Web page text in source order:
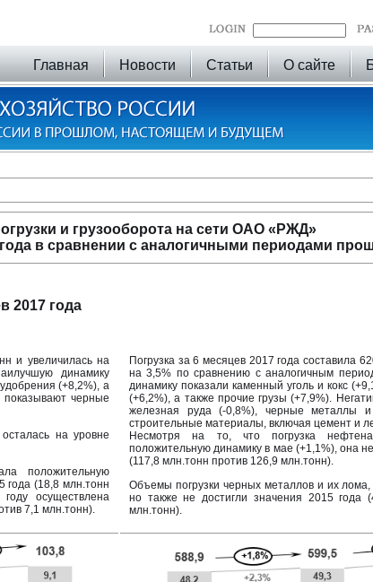
Главная Новости Статьи О сайте
и грузооборота на сети ОАО «РЖД»
в сравнении с аналогичными периодами
2017 года
и увеличилась на
динамику
(+8,2%), а
показывают черные
на уровне
положительную
года (18,8 млн.тонн
осуществлена
7,1 млн.тонн).
Погрузка за 6 месяцев 2017 года составила
на 3,5% по сравнению с аналогичным
динамику показали каменный уголь и кокс
(+6,2%), а также прочие грузы (+7,9%).
железная руда (-0,8%), черные металлы
строительные материалы, включая цемент и
Несмотря на то, что погрузка
положительную динамику в мае (+1,1%), она
(117,8 млн.тонн против 126,9 млн.тонн).
Объемы погрузки черных металлов и их лома,
но также не достигли значения 2015 года
млн.тонн).